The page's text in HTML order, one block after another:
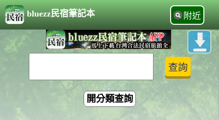
bluezz民宿筆記本 附近
開分類查詢